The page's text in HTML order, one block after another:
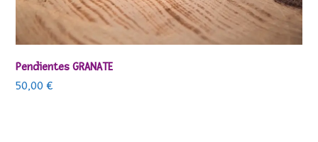
Pendientes GRANATE
50,00€